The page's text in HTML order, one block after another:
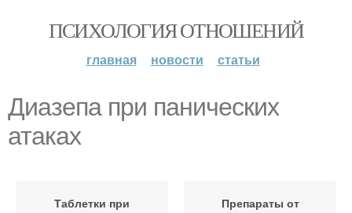
ПСИХОЛОГИЯ ОТНОШЕНИЙ
главная новости статьи
Диазепа при панических
атаках
Таблетки при
Препараты от